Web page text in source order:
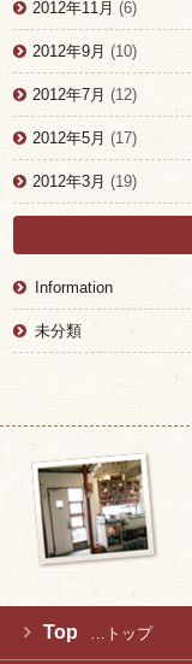
2012年11月 (6)
2012年9月 (10)
2012年7月 (12)
2012年5月 (17)
2012年3月 (19)
Information
未分類
Top …トップ